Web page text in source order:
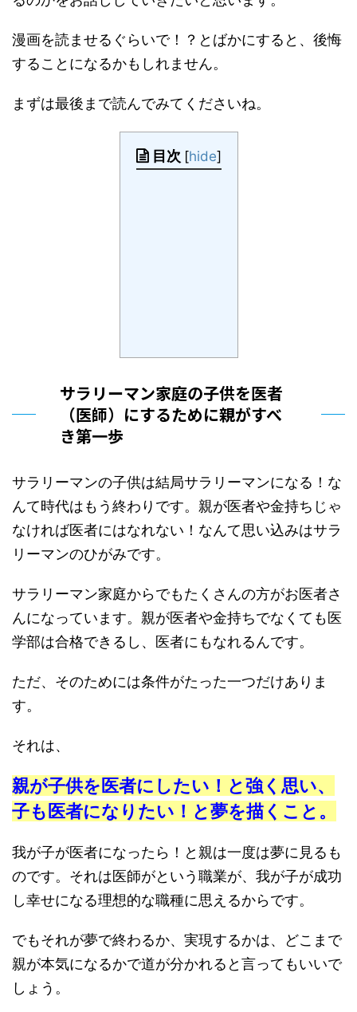
漫画を読ませるぐらいで！？とばかにすると、後悔
することになるかもしれません。
まずは最後まで読んでみてくださいね。
目次 [hide]
サラリーマン家庭の子供を医者
（医師）にするために親がすべ
き第一歩
サラリーマンの子供は結局サラリーマンになる！な
んて時代はもう終わりです。親が医者や金持ちじゃ
なければ医者にはなれない！なんて思い込みはサラ
リーマンのひがみです。
サラリーマン家庭からでもたくさんの方がお医者さ
んになっています。親が医者や金持ちでなくても医
学部は合格できるし、医者にもなれるんです。
ただ、そのためには条件がたった一つだけありま
す。
それは、
親が子供を医者にしたい！と強く思い、
子も医者になりたい！と夢を描くこと。
我が子が医者になったら！と親は一度は夢に見るも
のです。それは医師がという職業が、我が子が成功
し幸せになる理想的な職種に思えるからです。
でもそれが夢で終わるか、実現するかは、どこまで
親が本気になるかで道が分かれると言ってもいいで
しょう。